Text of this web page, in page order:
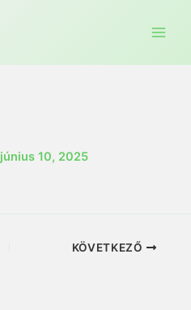
június 10, 2025
KÖVETKEZŐ